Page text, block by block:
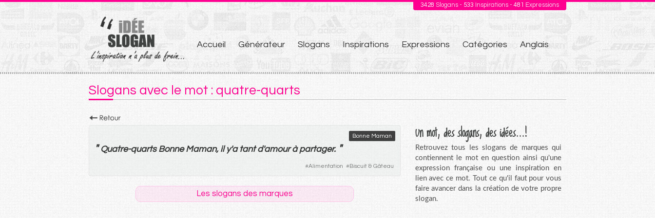
3428 Slogans - 533 Inspirations - 481 Expressions
Aller
au
contenu
Accueil Générateur Slogans Inspirations Expressions Catégories Anglais
Slogans avec le mot : quatre-quarts
Bonne Maman
" Quatre-quartsBonne Maman, il y'a tantd'amouràpartager. "
#Alimentation #Biscuit & Gâteau
Les slogans des marques
Un mot, des slogans, des idées...!
Retrouvez tous les slogans de marques qui
contiennent le mot en question ainsi qu'une
expression française ou une inspiration en
lien avec ce mot. Tout ce qu'il faut pour vous
faire avancer dans la création de votre propre
slogan.